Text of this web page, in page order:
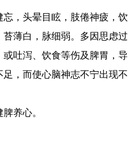
，头晕目眩，肢倦神疲，饮
薄白，脉细弱。多因思虑过
吐泻、饮食等伤及脾胃，导
，而使心脑神志不宁出现不
养心。